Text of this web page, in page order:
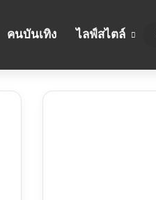
คนบันเทิง ไลฟ์สไตล์